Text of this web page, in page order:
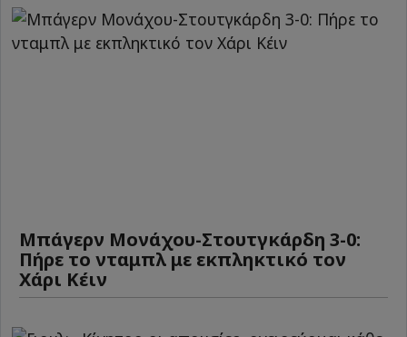
Μπάγερν Μονάχου-Στουτγκάρδη 3-0:
Πήρε το νταμπλ με εκπληκτικό τον
Χάρι Κέιν